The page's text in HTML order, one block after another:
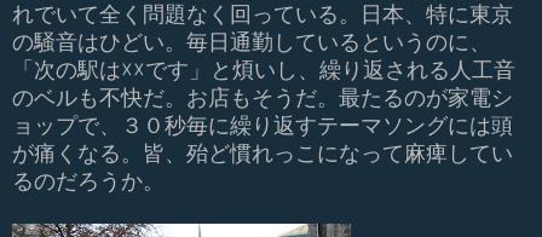
れでいて全く問題なく回っている。日本、特に東京
の騒音はひどい。毎日通勤しているというのに、
「次の駅は☓☓です」と煩いし、繰り返される人工音
のベルも不快だ。お店もそうだ。最たるのが家電シ
ョップで、３０秒毎に繰り返すテーマソングには頭
が痛くなる。皆、殆ど慣れっこになって麻痺してい
るのだろうか。